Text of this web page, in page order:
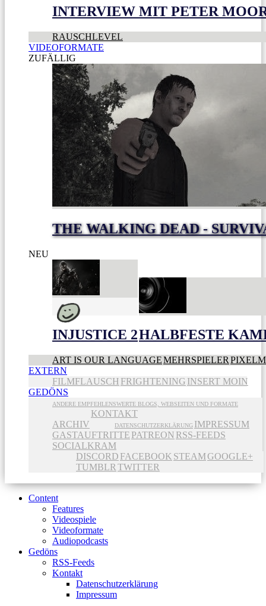
INTERVIEW MIT PETER
RAUSCHLEVEL
VIDEOFORMATE
ZUFÄLLIG
THE WALKING DEAD -
NEU
INJUSTICE 2HALBFESTE
ART IS OUR LANGUAGEMEHRSPIELER
EXTERN
FILMFLAUSCH FRIGHTENING INSERT MOIN
GEDÖNS
ANDERE EMPFEHLENSWERTE BLOGS, WEBSEITEN UND FORMATE
ARCHIV
KONTAKT
DATENSCHUTZERKLÄRUNG IMPRESSUM
GASTAUFTRITTE PATREON RSS-FEEDS
SOCIALKRAM
DISCORD FACEBOOK STEAMGOOGLE+
TUMBLR TWITTER
Content
Features
Videospiele
Videoformate
Audiopodcasts
Gedöns
RSS-Feeds
Kontakt
Datenschutzerklärung
Impressum